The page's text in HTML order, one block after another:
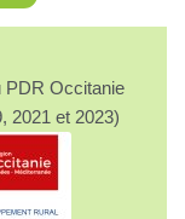
PDR Occitanie
2021 et 2023)